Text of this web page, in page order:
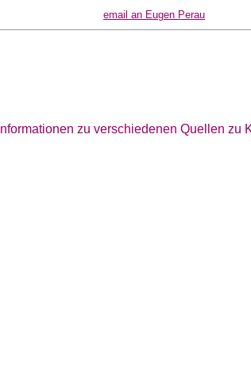
email an Eugen Perau
zu verschiedenen Quellen